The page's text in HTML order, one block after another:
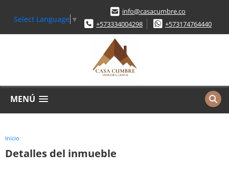
Select Language ▼
info@casacumbre.co
+573334004298
+573174764440
MENÚ
Inicio
Detalles del inmueble